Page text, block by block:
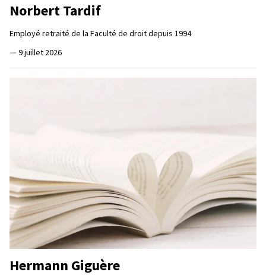
Norbert Tardif
Employé retraité de la Faculté de droit depuis 1994
— 9 juillet 2026
Hermann Giguère